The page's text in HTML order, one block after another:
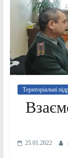
Територіальні
25.01.2022